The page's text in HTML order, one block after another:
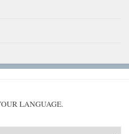
LANGUAGE.